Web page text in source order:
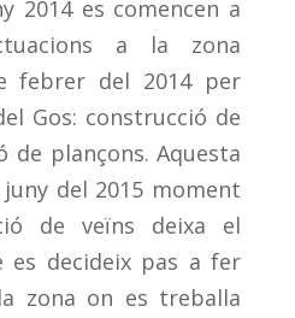
2014 es comencen a
a la zona
febrer del 2014 per
Gos: construcció de
de plançons. Aquesta
del 2015 moment
de veïns deixa el
es decideix pas a fer
zona on es treballa